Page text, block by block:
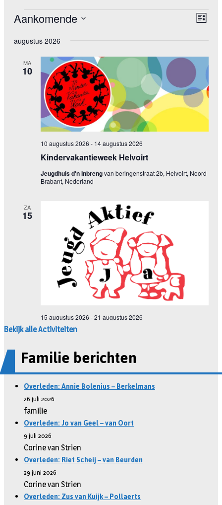
Bekijk alle Activiteiten
Familie berichten
Overleden: Annie Bolenius – Berkelmans
26 juli 2026
familie
Overleden: Jo van Geel – van Oort
9 juli 2026
Corine van Strien
Overleden: Riet Scheij – van Beurden
29 juni 2026
Corine van Strien
Overleden: Zus van Kuijk – Pollaerts